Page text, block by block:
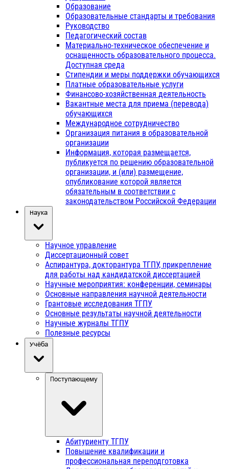
Образование
Образовательные стандарты и требования
Руководство
Педагогический состав
Материально-техническое обеспечение и
оснащенность образовательного процесса.
Доступная среда
Стипендии и меры поддержки обучающихся
Платные образовательные услуги
Финансово-хозяйственная деятельность
Вакантные места для приема (перевода)
обучающихся
Международное сотрудничество
Организация питания в образовательной
организации
Информация, которая размещается,
публикуется по решению образовательной
организации, и (или) размещение,
опубликование которой является
обязательным в соответствии с
законодательством Российской Федерации
Наука
Научное управление
Диссертационный совет
Аспирантура, докторантура ТГПУ, прикрепление
для работы над кандидатской диссертацией
Научные мероприятия: конференции, семинары
Основные направления научной деятельности
Грантовые исследования ТГПУ
Основные результаты научной деятельности
Научные журналы ТГПУ
Полезные ресурсы
Учёба
Поступающему
Абитуриенту ТГПУ
Повышение квалификации и
профессиональная переподготовка